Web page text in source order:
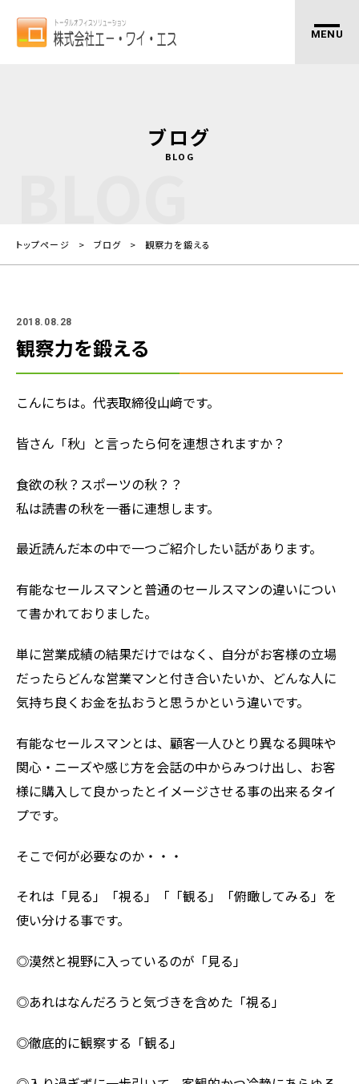
ブログ
BLOG
トップページ ブログ 観察力を鍛える
2018.08.28
観察力を鍛える
こんにちは。代表取締役山﨑です。
皆さん「秋」と言ったら何を連想されますか？
食欲の秋？スポーツの秋？？
私は読書の秋を一番に連想します。
最近読んだ本の中で一つご紹介したい話があります。
有能なセールスマンと普通のセールスマンの違いについ
て書かれておりました。
単に営業成績の結果だけではなく、自分がお客様の立場
だったらどんな営業マンと付き合いたいか、どんな人に
気持ち良くお金を払おうと思うかという違いです。
有能なセールスマンとは、顧客一人ひとり異なる興味や
関心・ニーズや感じ方を会話の中からみつけ出し、お客
様に購入して良かったとイメージさせる事の出来るタイ
プです。
そこで何が必要なのか・・・
それは「見る」「視る」「「観る」「俯瞰してみる」を
使い分ける事です。
◎漠然と視野に入っているのが「見る」
◎あれはなんだろうと気づきを含めた「視る」
◎徹底的に観察する「観る」